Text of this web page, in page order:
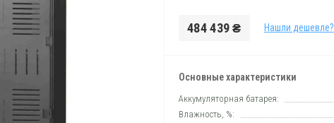
484 439 ₴ Нашли дешевле?
Основные характеристики
Аккумуляторная батарея:
Влажность, %: